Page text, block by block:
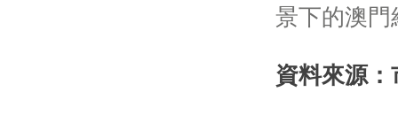
景下的澳
資料來源